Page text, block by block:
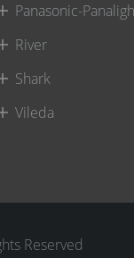
Panasonic-
River
Shark
Vileda
Reserved